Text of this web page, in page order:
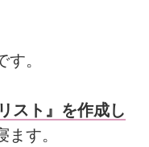
。
スト』を作成し
ます。